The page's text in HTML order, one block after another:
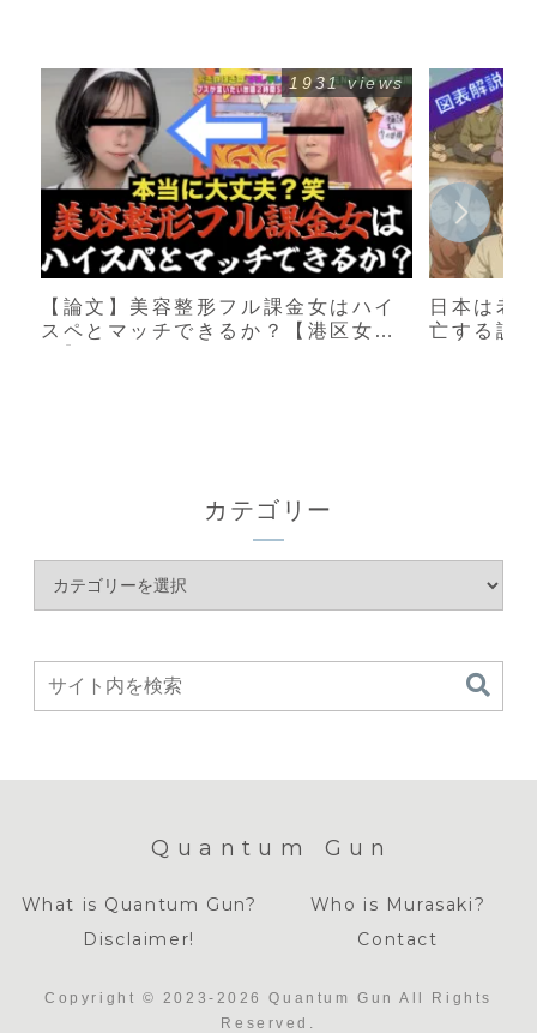
【論文】美容整形フル課金女はハイ
スペとマッチできるか？【港区女
1931 views
日本は老
亡する説
カテゴリー
Quantum Gun
What is Quantum Gun?
Who is Murasaki?
Disclaimer!
Contact
Copyright © 2023-2026 Quantum Gun All Rights
Reserved.